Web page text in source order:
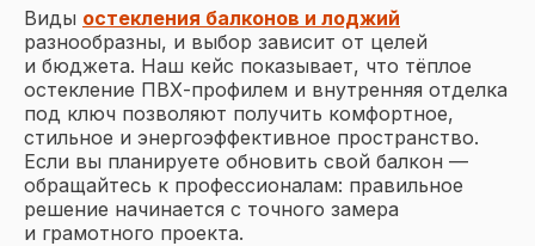
Виды остекления балконов и лоджий
разнообразны, и выбор зависит от целей
и бюджета. Наш кейс показывает, что тёплое
остекление ПВХ-профилем и внутренняя отделка
под ключ позволяют получить комфортное,
стильное и энергоэффективное пространство.
Если вы планируете обновить свой балкон —
обращайтесь к профессионалам: правильное
решение начинается с точного замера
и грамотного проекта.
Опубликованная на этом сайте
информация может быть изменена
в любое время без предварительного
уведомления.